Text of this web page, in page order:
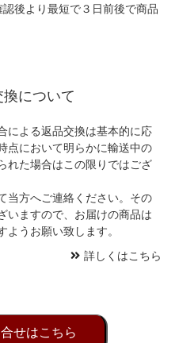
認後より最短で３日前後で商品
について
による返品交換は基本的に応
点において明らかに輸送中の
れた場合はこの限りではござ
当方へご連絡ください。その
いますので、お届けの商品は
ようお願い致します。
詳しくはこちら
せはこちら